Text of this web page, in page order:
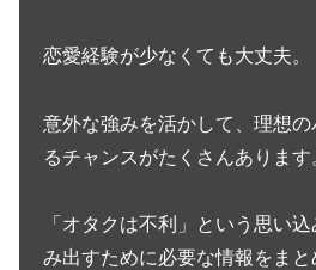
恋愛経験が少なくても大丈夫。
意外な強みを活かして、理想
るチャンスがたくさんあります
「オタクは不利」という思い
み出すために必要な情報をまと